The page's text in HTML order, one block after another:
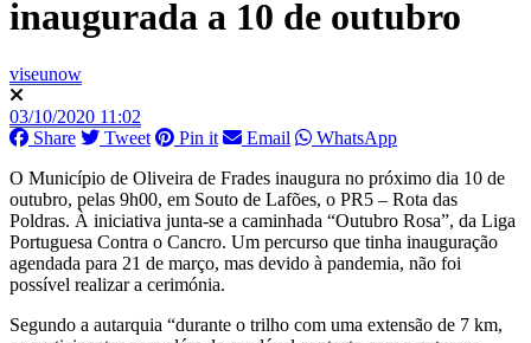
inaugurada a 10 de outubro
viseunow
03/10/2020 11:02
Share
Tweet Pin it Email
WhatsApp
O Município de Oliveira de Frades inaugura no próximo dia 10 de
outubro, pelas 9h00, em Souto de Lafões, o PR5 – Rota das
Poldras. À iniciativa junta-se a caminhada “Outubro Rosa”, da Liga
Portuguesa Contra o Cancro. Um percurso que tinha inauguração
agendada para 21 de março, mas devido à pandemia, não foi
possível realizar a cerimónia.
Segundo a autarquia “durante o trilho com uma extensão de 7 km,